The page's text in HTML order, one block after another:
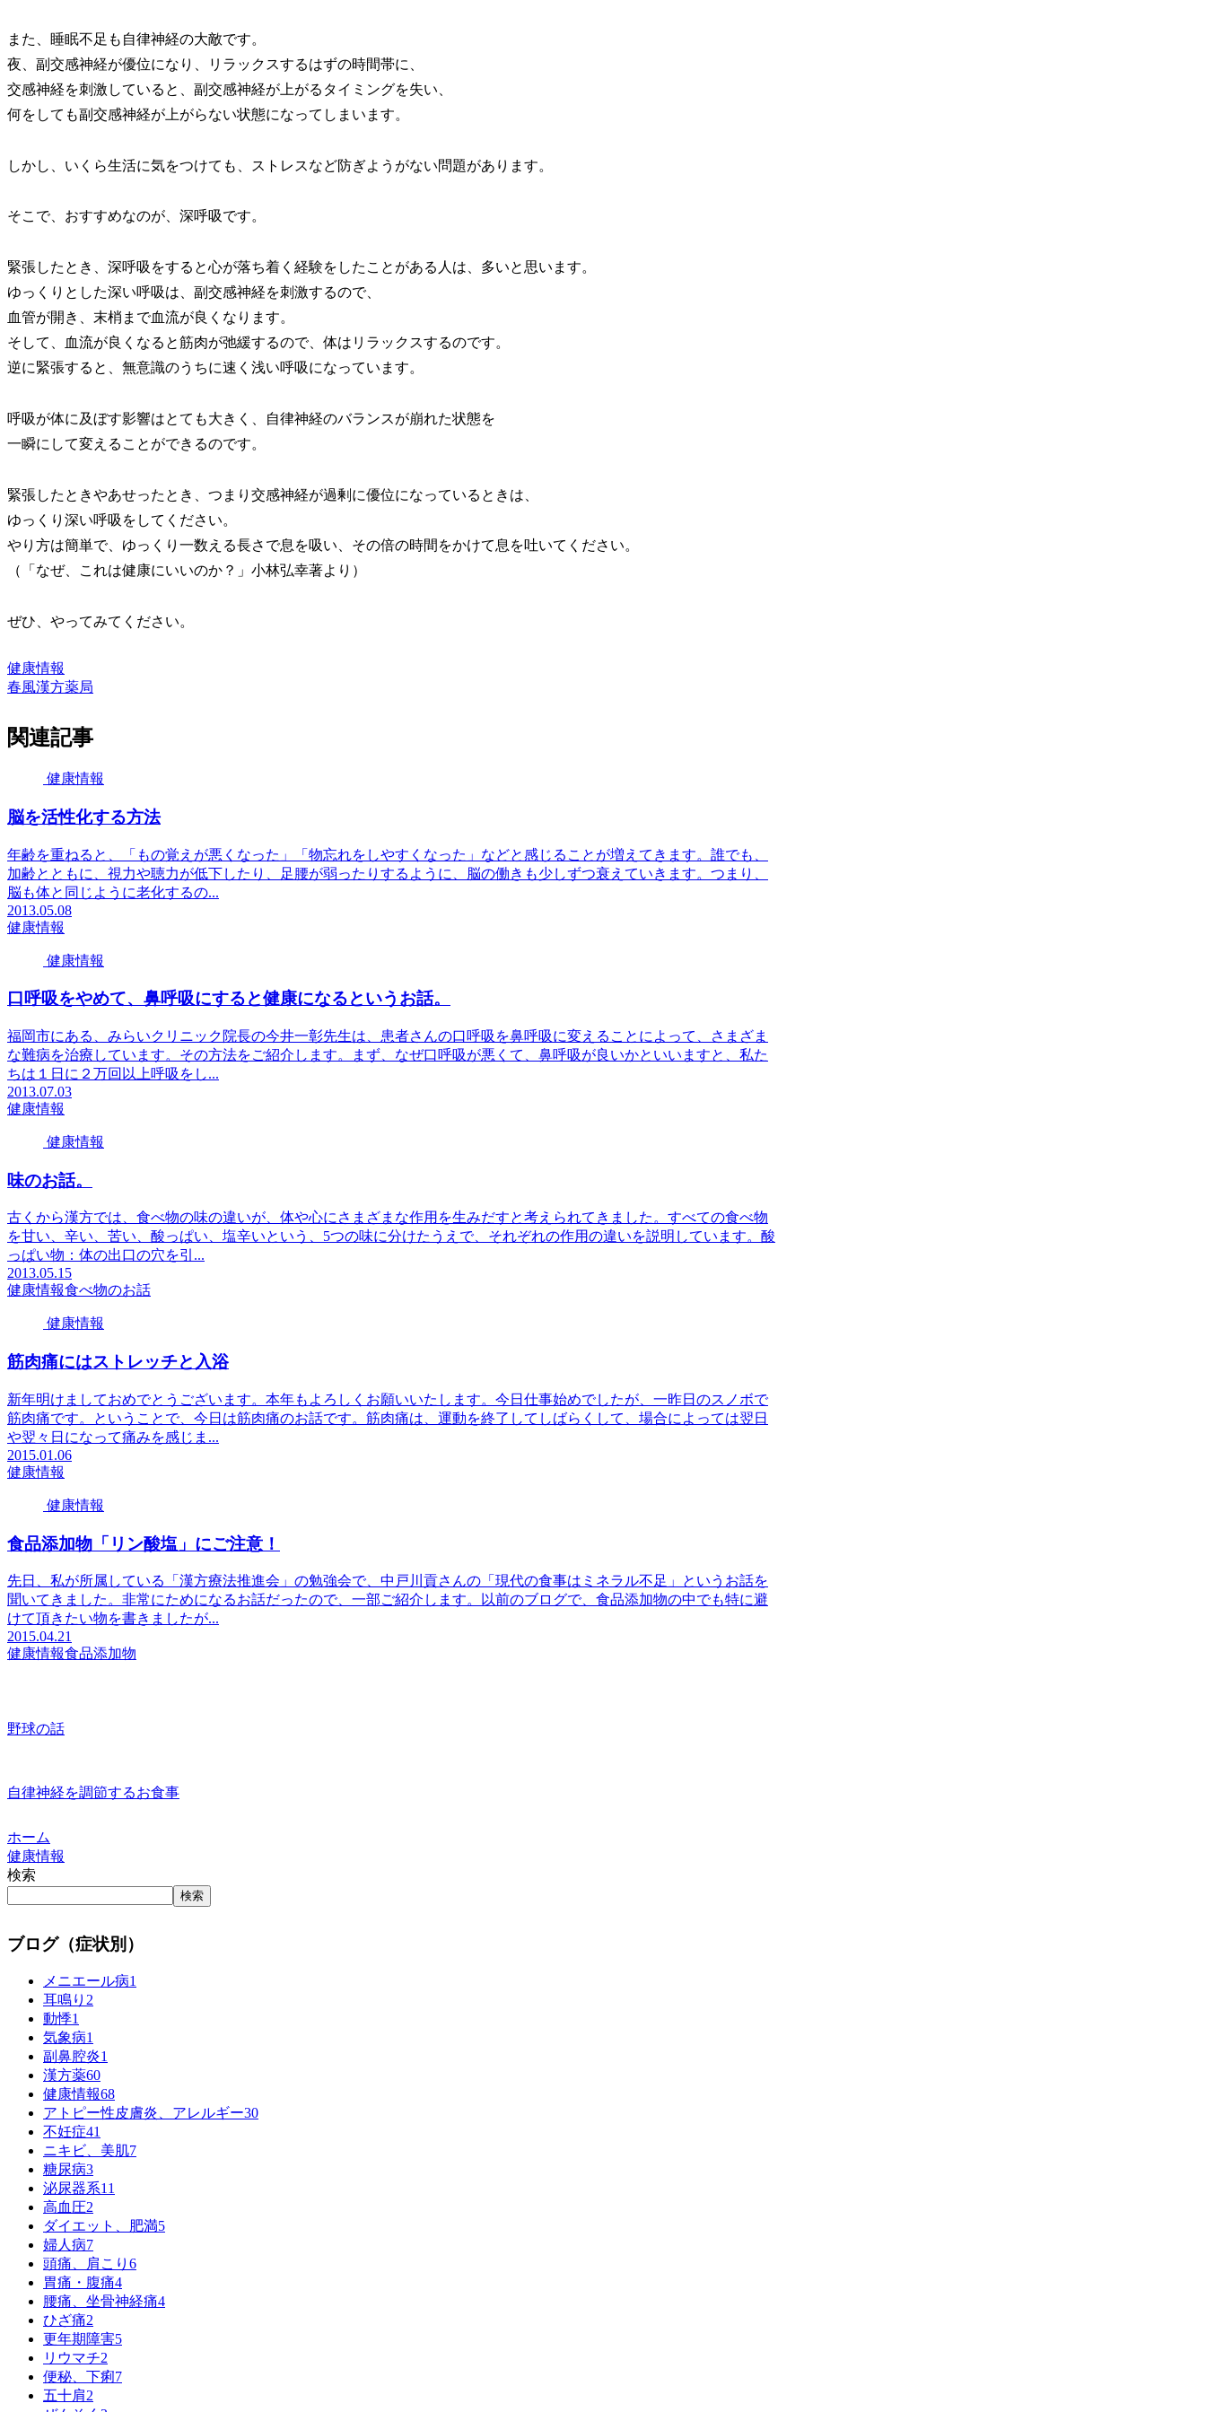
また、睡眠不足も自律神経の大敵です。
夜、副交感神経が優位になり、リラックスするはずの時間帯に、
交感神経を刺激していると、副交感神経が上がるタイミングを失い、
何をしても副交感神経が上がらない状態になってしまいます。
しかし、いくら生活に気をつけても、ストレスなど防ぎようがない問題があります。
そこで、おすすめなのが、深呼吸です。
緊張したとき、深呼吸をすると心が落ち着く経験をしたことがある人は、多いと思います。
ゆっくりとした深い呼吸は、副交感神経を刺激するので、
血管が開き、末梢まで血流が良くなります。
そして、血流が良くなると筋肉が弛緩するので、体はリラックスするのです。
逆に緊張すると、無意識のうちに速く浅い呼吸になっています。
呼吸が体に及ぼす影響はとても大きく、自律神経のバランスが崩れた状態を
一瞬にして変えることができるのです。
緊張したときやあせったとき、つまり交感神経が過剰に優位になっているときは、
ゆっくり深い呼吸をしてください。
やり方は簡単で、ゆっくり一数える長さで息を吸い、その倍の時間をかけて息を吐いてください。
（「なぜ、これは健康にいいのか？」小林弘幸著より）
ぜひ、やってみてください。
健康情報
春風漢方薬局
関連記事
健康情報
脳を活性化する方法
年齢を重ねると、「もの覚えが悪くなった」「物忘れをしやすくなった」などと感じることが増えてきます。誰でも、
加齢とともに、視力や聴力が低下したり、足腰が弱ったりするように、脳の働きも少しずつ衰えていきます。つまり、
脳も体と同じように老化するの...
2013.05.08
健康情報
健康情報
口呼吸をやめて、鼻呼吸にすると健康になるというお話。
福岡市にある、みらいクリニック院長の今井一彰先生は、患者さんの口呼吸を鼻呼吸に変えることによって、さまざま
な難病を治療しています。その方法をご紹介します。まず、なぜ口呼吸が悪くて、鼻呼吸が良いかといいますと、私た
ちは１日に２万回以上呼吸をし...
2013.07.03
健康情報
健康情報
味のお話。
古くから漢方では、食べ物の味の違いが、体や心にさまざまな作用を生みだすと考えられてきました。すべての食べ物
を甘い、辛い、苦い、酸っぱい、塩辛いという、5つの味に分けたうえで、それぞれの作用の違いを説明しています。酸
っぱい物：体の出口の穴を引...
2013.05.15
健康情報食べ物のお話
健康情報
筋肉痛にはストレッチと入浴
新年明けましておめでとうございます。本年もよろしくお願いいたします。今日仕事始めでしたが、一昨日のスノボで
筋肉痛です。ということで、今日は筋肉痛のお話です。筋肉痛は、運動を終了してしばらくして、場合によっては翌日
や翌々日になって痛みを感じま...
2015.01.06
健康情報
健康情報
食品添加物「リン酸塩」にご注意！
先日、私が所属している「漢方療法推進会」の勉強会で、中戸川貢さんの「現代の食事はミネラル不足」というお話を
聞いてきました。非常にためになるお話だったので、一部ご紹介します。以前のブログで、食品添加物の中でも特に避
けて頂きたい物を書きましたが...
2015.04.21
健康情報食品添加物
野球の話
自律神経を調節するお食事
ホーム
健康情報
検索
検索
ブログ（症状別）
メニエール病1
耳鳴り 2
動悸1
気象病1
副鼻腔炎1
漢方薬60
健康情報68
アトピー性皮膚炎、アレルギー30
不妊症41
ニキビ、美肌7
糖尿病3
泌尿器系11
高血圧2
ダイエット、肥満5
婦人病7
頭痛、肩こり 6
胃痛・腹痛4
腰痛、坐骨神経痛4
ひざ痛2
更年期障害5
リウマチ2
便秘、下痢7
五十肩2